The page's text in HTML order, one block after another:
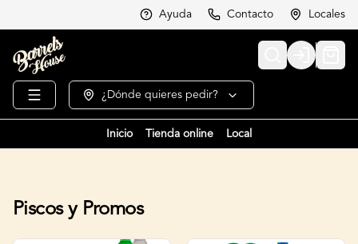
Ayuda Contacto Locales
Login
¿Dónde quieres pedir?
Inicio Tienda online Local
Piscos y Promos